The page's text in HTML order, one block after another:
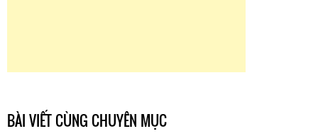
BÀI VIẾT CÙNG CHUYÊN MỤC